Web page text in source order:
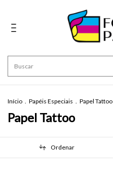
Início . Papéis Especiais . Papel Tattoo
Papel Tattoo
Ordenar